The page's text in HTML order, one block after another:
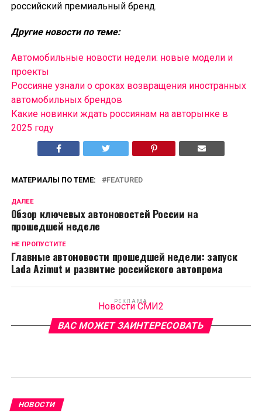
российский премиальный бренд.
Другие новости по теме:
Автомобильные новости недели: новые модели и
проекты
Россияне узнали о сроках возвращения иностранных
автомобильных брендов
Какие новинки ждать россиянам на авторынке в
2025 году
МАТЕРИАЛЫ ПО ТЕМЕ: FEATURED
ДАЛЕЕ
Обзор ключевых автоновостей России на
прошедшей неделе
НЕ ПРОПУСТИТЕ
Главные автоновости прошедшей недели: запуск
Lada Azimut и развитие российского автопрома
РЕКЛАМА
Новости СМИ2
ВАС МОЖЕТ ЗАИНТЕРЕСОВАТЬ
НОВОСТИ